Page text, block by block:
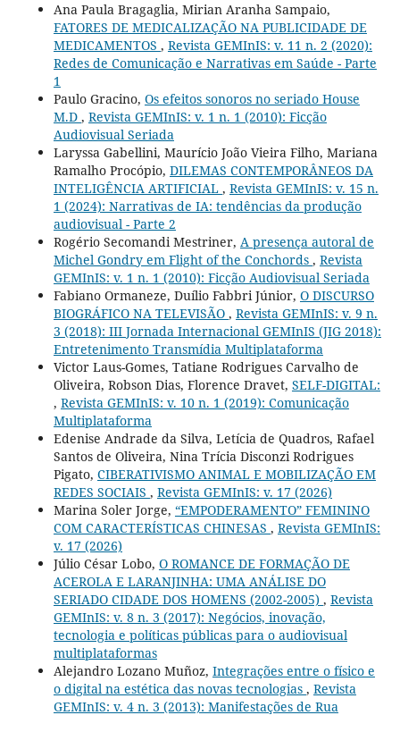
Ana Paula Bragaglia, Mirian Aranha Sampaio,
FATORES DE MEDICALIZAÇÃO NA PUBLICIDADE DE
MEDICAMENTOS , Revista GEMInIS: v. 11 n. 2 (2020):
Redes de Comunicação e Narrativas em Saúde - Parte
1
Paulo Gracino, Os efeitos sonoros no seriado House
M.D , Revista GEMInIS: v. 1 n. 1 (2010): Ficção
Audiovisual Seriada
Laryssa Gabellini, Maurício João Vieira Filho, Mariana
Ramalho Procópio, DILEMAS CONTEMPORÂNEOS DA
INTELIGÊNCIA ARTIFICIAL , Revista GEMInIS: v. 15 n.
1 (2024): Narrativas de IA: tendências da produção
audiovisual - Parte 2
Rogério Secomandi Mestriner, A presença autoral de
Michel Gondry em Flight of the Conchords , Revista
GEMInIS: v. 1 n. 1 (2010): Ficção Audiovisual Seriada
Fabiano Ormaneze, Duílio Fabbri Júnior, O DISCURSO
BIOGRÁFICO NA TELEVISÃO , Revista GEMInIS: v. 9 n.
3 (2018): III Jornada Internacional GEMInIS (JIG 2018):
Entretenimento Transmídia Multiplataforma
Victor Laus-Gomes, Tatiane Rodrigues Carvalho de
Oliveira, Robson Dias, Florence Dravet, SELF-DIGITAL:
, Revista GEMInIS: v. 10 n. 1 (2019): Comunicação
Multiplataforma
Edenise Andrade da Silva, Letícia de Quadros, Rafael
Santos de Oliveira, Nina Trícia Disconzi Rodrigues
Pigato, CIBERATIVISMO ANIMAL E MOBILIZAÇÃO EM
REDES SOCIAIS , Revista GEMInIS: v. 17 (2026)
Marina Soler Jorge, “EMPODERAMENTO” FEMININO
COM CARACTERÍSTICAS CHINESAS , Revista GEMInIS:
v. 17 (2026)
Júlio César Lobo, O ROMANCE DE FORMAÇÃO DE
ACEROLA E LARANJINHA: UMA ANÁLISE DO
SERIADO CIDADE DOS HOMENS (2002-2005) , Revista
GEMInIS: v. 8 n. 3 (2017): Negócios, inovação,
tecnologia e políticas públicas para o audiovisual
multiplataformas
Alejandro Lozano Muñoz, Integrações entre o físico e
o digital na estética das novas tecnologias , Revista
GEMInIS: v. 4 n. 3 (2013): Manifestações de Rua